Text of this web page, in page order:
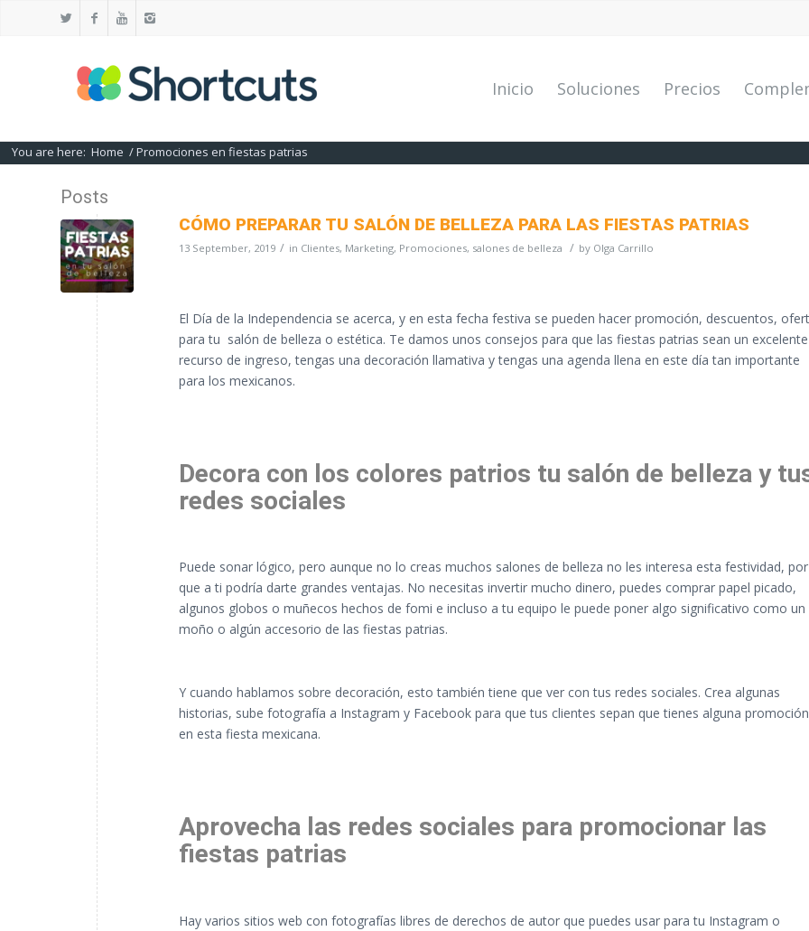
Inicio Soluciones Precios
You are here: Home /Promociones en fiestas patrias
Posts
CÓMO PREPARAR TU SALÓN DE BELLEZA PARA LAS FIESTAS PATRIAS
13 September, 2019 / in Clientes, Marketing, Promociones, salones de belleza / by Olga Carrillo
El Día de la Independencia se acerca, y en esta fecha festiva se pueden hacer promoción, descuentos,
para tu salón de belleza o estética. Te damos unos consejos para que las fiestas patrias sean un excelente
recurso de ingreso, tengas una decoración llamativa y tengas una agenda llena en este día tan importante
para los mexicanos.
Decora con los colores patrios tu salón de belleza y
redes sociales
Puede sonar lógico, pero aunque no lo creas muchos salones de belleza no les interesa esta festividad,
que a ti podría darte grandes ventajas. No necesitas invertir mucho dinero, puedes comprar papel picado,
algunos globos o muñecos hechos de fomi e incluso a tu equipo le puede poner algo significativo como un
moño o algún accesorio de las fiestas patrias.
Y cuando hablamos sobre decoración, esto también tiene que ver con tus redes sociales. Crea algunas
historias, sube fotografía a Instagram y Facebook para que tus clientes sepan que tienes alguna promoción
en esta fiesta mexicana.
Aprovecha las redes sociales para promocionar las
fiestas patrias
Hay varios sitios web con fotografías libres de derechos de autor que puedes usar para tu Instagram o